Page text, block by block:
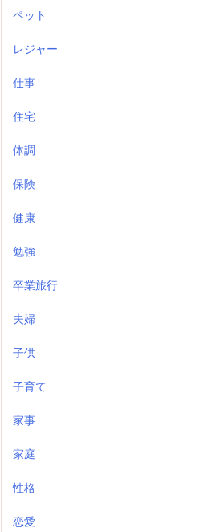
ペット
レジャー
仕事
住宅
体調
保険
健康
勉強
卒業旅行
夫婦
子供
子育て
家事
家庭
性格
恋愛